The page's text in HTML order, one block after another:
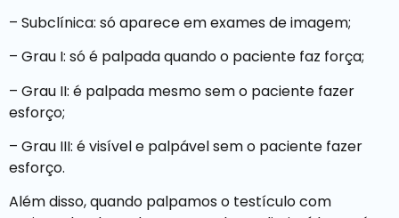
– Subclínica: só aparece em exames de imagem;
– Grau I: só é palpada quando o paciente faz força;
– Grau II: é palpada mesmo sem o paciente fazer
esforço;
– Grau III: é visível e palpável sem o paciente fazer
esforço.
Além disso, quando palpamos o testículo com